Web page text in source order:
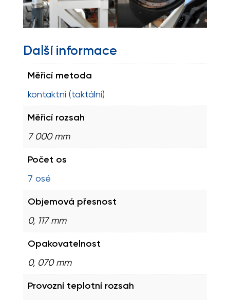
Další informace
Měřicí metoda
kontaktní (taktální)
Měřicí rozsah
7 000 mm
Počet os
7 osé
Objemová přesnost
0, 117 mm
Opakovatelnost
0, 070 mm
Provozní teplotní rozsah